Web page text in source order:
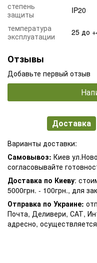
степень
защиты
IP20
температура
эксплуатации
25 до
Отзывы
Добавьте первый отзыв
Доставка
Варианты доставки:
Самовывоз: Киев
согласовывайте
Доставка по Киеву:
5000грн. - 100грн., для
Отправка по Украине:
Почта, Деливери, САТ,
адресно,